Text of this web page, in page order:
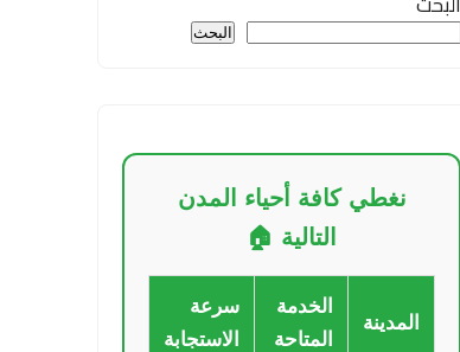
البحث
نغطي كافة أحياء المدن
التالية 🏠
المدينة
الخدمة
المتاحة
سرعة
الاستجابة